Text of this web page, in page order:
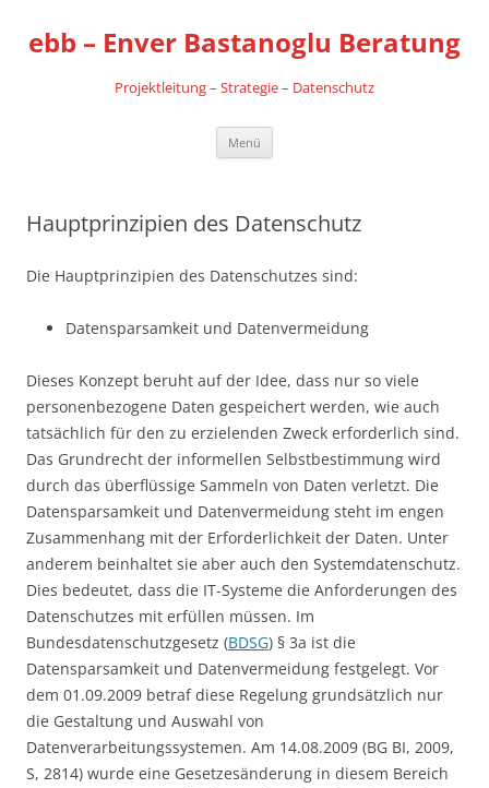
springen
ebb – Enver Bastanoglu Beratung
Projektleitung – Strategie – Datenschutz
Menü
Hauptprinzipien des Datenschutz
Die Hauptprinzipien des Datenschutzes sind:
Datensparsamkeit und Datenvermeidung
Dieses Konzept beruht auf der Idee, dass nur so viele
personenbezogene Daten gespeichert werden, wie auch
tatsächlich für den zu erzielenden Zweck erforderlich sind.
Das Grundrecht der informellen Selbstbestimmung wird
durch das überflüssige Sammeln von Daten verletzt. Die
Datensparsamkeit und Datenvermeidung steht im engen
Zusammenhang mit der Erforderlichkeit der Daten. Unter
anderem beinhaltet sie aber auch den Systemdatenschutz.
Dies bedeutet, dass die IT-Systeme die Anforderungen des
Datenschutzes mit erfüllen müssen. Im
Bundesdatenschutzgesetz (BDSG) § 3a ist die
Datensparsamkeit und Datenvermeidung festgelegt. Vor
dem 01.09.2009 betraf diese Regelung grundsätzlich nur
die Gestaltung und Auswahl von
Datenverarbeitungssystemen. Am 14.08.2009 (BG BI, 2009,
S, 2814) wurde eine Gesetzesänderung in diesem Bereich